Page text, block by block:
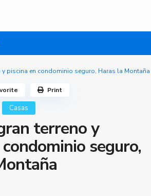
y piscina en condominio seguro, Haras la Montaña
Casas
terreno y
seguro,
Print